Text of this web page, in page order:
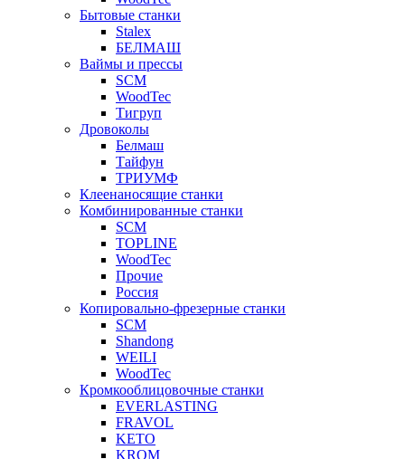
Бытовые станки
Stalex
БЕЛМАШ
Ваймы и прессы
SCM
WoodTec
Тигруп
Дровоколы
Белмаш
Тайфун
ТРИУМФ
Клеенаносящие станки
Комбинированные станки
SCM
TOPLINE
WoodTec
Прочие
Россия
Копировально-фрезерные станки
SCM
Shandong
WEILI
WoodTec
Кромкооблицовочные станки
EVERLASTING
FRAVOL
KETO
KROM